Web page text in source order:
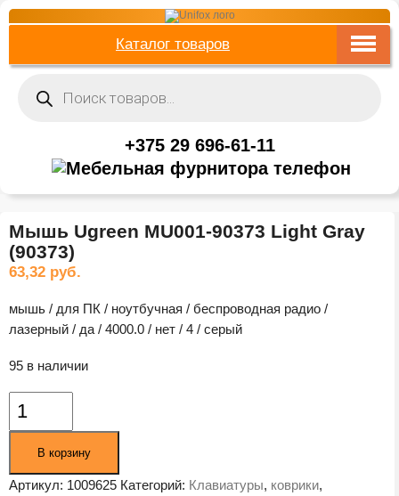
Каталог товаров
товаров
+375 29 696-61-11
Мышь Ugreen MU001-90373 Light Gray
(90373)
63,32 руб.
мышь / для ПК / ноутбучная / беспроводная радио /
лазерный / да / 4000.0 / нет / 4 / серый
95 в наличии
Количество
товара
MU001-
В корзину
Артикул: 1009625 Категорий: Клавиатуры, коврики,